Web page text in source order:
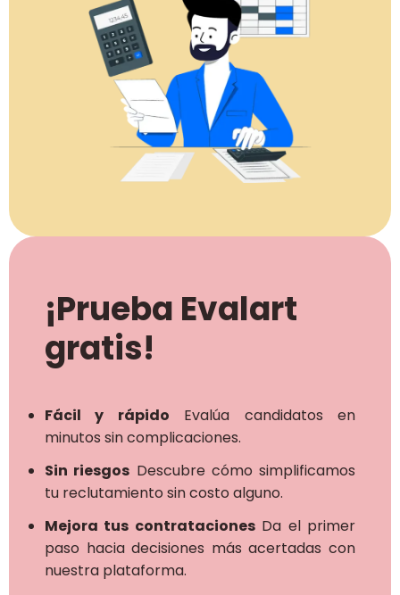
¡Prueba Evalart
gratis!
Fácil y rápido Evalúa candidatos en
minutos sin complicaciones.
Sin riesgos Descubre cómo simplificamos
tu reclutamiento sin costo alguno.
Mejora tus contratacionesDa el primer
paso hacia decisiones más acertadas con
nuestra plataforma.